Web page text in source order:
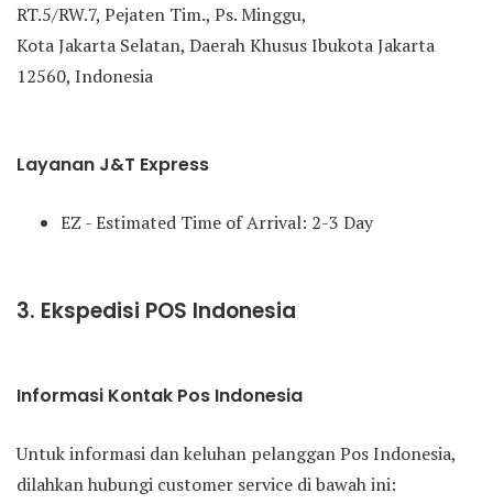
RT.5/RW.7, Pejaten Tim., Ps. Minggu,
Kota Jakarta Selatan, Daerah Khusus Ibukota Jakarta
12560, Indonesia
Layanan J&T Express
EZ - Estimated Time of Arrival: 2-3 Day
3. Ekspedisi POS Indonesia
Informasi Kontak Pos Indonesia
Untuk informasi dan keluhan pelanggan Pos Indonesia,
dilahkan hubungi customer service di bawah ini: